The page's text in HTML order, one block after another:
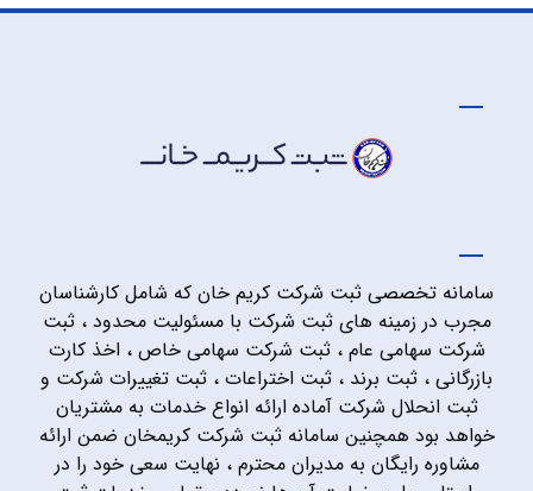
سامانه تخصصی ثبت شرکت کریم خان که شامل کارشناسان
مجرب در زمینه های ثبت شرکت با مسئولیت محدود ، ثبت
شرکت سهامی عام ، ثبت شرکت سهامی خاص ، اخذ کارت
بازرگانی ، ثبت برند ، ثبت اختراعات ، ثبت تغییرات شرکت و
ثبت انحلال شرکت آماده ارائه انواع خدمات به مشتریان
خواهد بود همچنین سامانه ثبت شرکت کریمخان ضمن ارائه
مشاوره رایگان به مدیران محترم ، نهایت سعی خود را در